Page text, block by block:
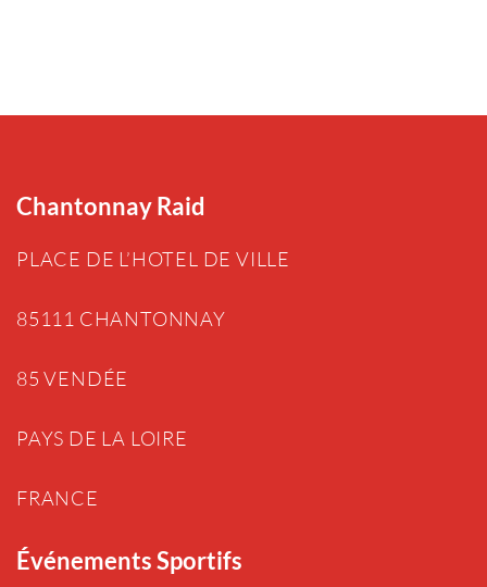
Chantonnay Raid
PLACE DE L’HOTEL DE VILLE
85111 CHANTONNAY
85 VENDÉE
PAYS DE LA LOIRE
FRANCE
Événements Sportifs